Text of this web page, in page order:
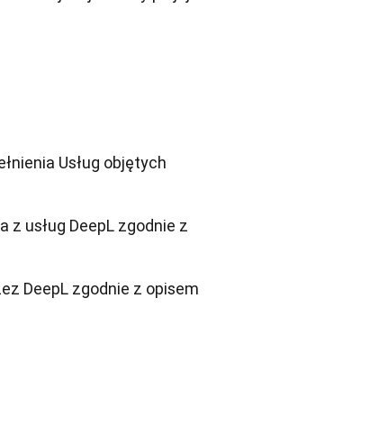
Usług objętych
usług DeepL zgodnie z
DeepL zgodnie z opisem